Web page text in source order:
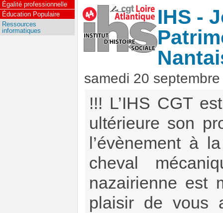
IHS -
samedi 20
!!! L’IHS CGT
ultérieure son
l’évènement à
cheval
nazairienne est
plaisir de vous
Égalité professionnelle
Éducation Populaire
Ressources
informatiques